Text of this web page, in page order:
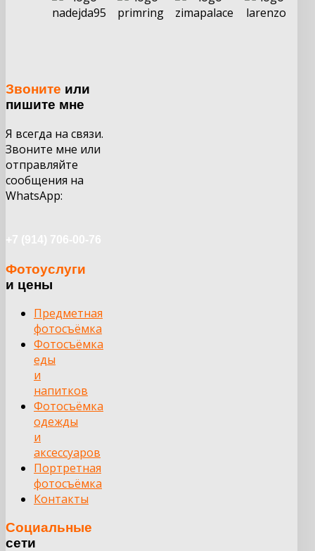
Звоните или
пишите мне
Я всегда на связи.
Звоните мне или
отправляйте
сообщения на
WhatsApp:
Фотоуслуги
и цены
Предметная
фотосъёмка
Фотосъёмка
еды
и
напитков
Фотосъёмка
одежды
и
аксессуаров
Портретная
фотосъёмка
Контакты
Социальные
сети